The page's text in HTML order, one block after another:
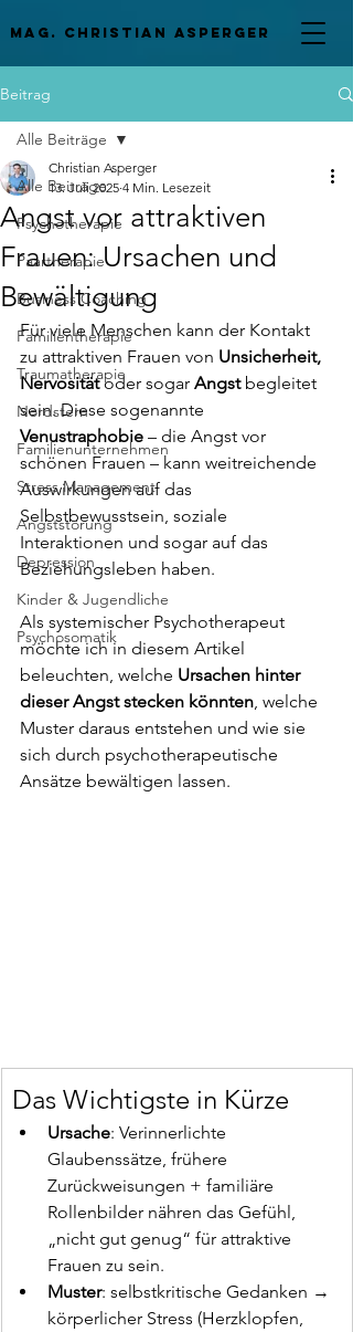
mag. Christian asperger
Beitrag
Alle Beiträge
Psychotherapie
Paartherapie
Business Coaching
Familientherapie
Traumatherapie
Nordstern
Familienunternehmen
Stress Management
Angststörung
Depression
Kinder & Jugendliche
Psychosomatik
Alle Beiträge
Angst vor attraktiven
Frauen: Ursachen und
Bewältigung
Christian Asperger
13. Juli 2025 4 Min. Lesezeit
Für viele Menschen kann der Kontakt
zu attraktiven Frauen von Unsicherheit,
Nervosität oder sogar Angst begleitet
sein. Diese sogenannte
Venustraphobie – die Angst vor
schönen Frauen – kann weitreichende
Auswirkungen auf das
Selbstbewusstsein, soziale
Interaktionen und sogar auf das
Beziehungsleben haben.
Als systemischer Psychotherapeut
möchte ich in diesem Artikel
beleuchten, welche Ursachen hinter
dieser Angst stecken könnten, welche
Muster daraus entstehen und wie sie
sich durch psychotherapeutische
Ansätze bewältigen lassen.
Das Wichtigste in Kürze
Ursache: Verinnerlichte
Glaubenssätze, frühere
Zurückweisungen + familiäre
Rollenbilder nähren das Gefühl,
„nicht gut genug“ für attraktive
Frauen zu sein.
Muster: selbstkritische Gedanken →
körperlicher Stress (Herzklopfen,